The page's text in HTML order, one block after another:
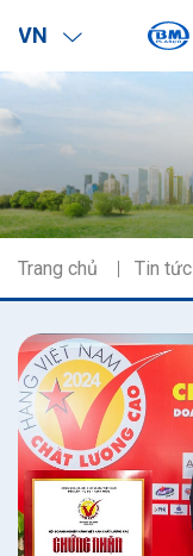
VN
Trang chủ Tin tức